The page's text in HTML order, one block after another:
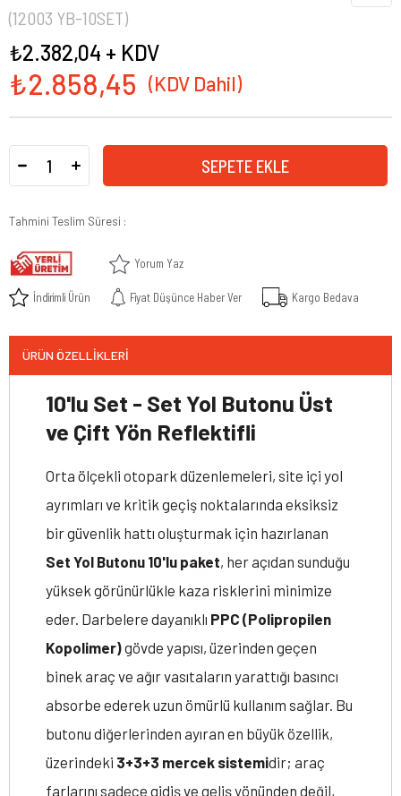
(12003 YB-10SET)
₺2.858,45
₺2.382,04 + KDV
Tahmini Teslim Süresi :
Yorum Yaz
İndirimli Ürün Fiyat Düşünce Haber Ver Kargo Bedava
ÜRÜN ÖZELLIKLERI
10'lu Set - Set Yol Butonu Üst
ve Çift Yön Reflektifli
Orta ölçekli otopark düzenlemeleri, site içi yol
ayrımları ve kritik geçiş noktalarında eksiksiz
bir güvenlik hattı oluşturmak için hazırlanan
Set Yol Butonu 10'lu paket, her açıdan sunduğu
yüksek görünürlükle kaza risklerini minimize
eder. Darbelere dayanıklı PPC (Polipropilen
Kopolimer)gövde yapısı, üzerinden geçen
binek araç ve ağır vasıtaların yarattığı basıncı
absorbe ederek uzun ömürlü kullanım sağlar. Bu
butonu diğerlerinden ayıran en büyük özellik,
üzerindeki 3+3+3 mercek sistemidir; araç
farlarını sadece gidiş ve geliş yönünden değil,